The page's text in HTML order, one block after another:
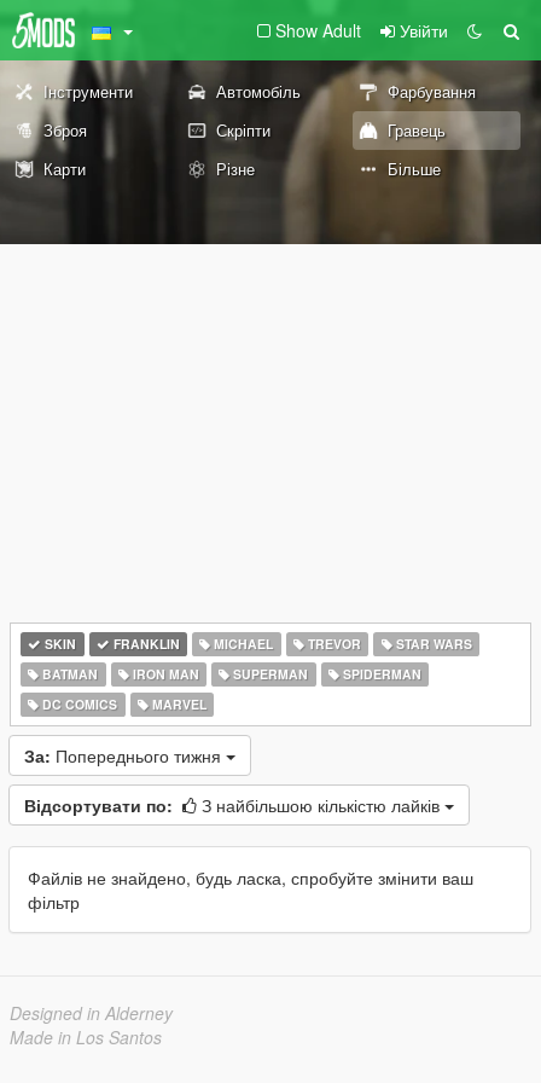
Show Adult Увійти
Інструменти Автомобіль
Фарбування
Зброя
Скріпти
Гравець
Карти
Різне Більше
SKIN FRANKLIN MICHAEL TREVOR
STAR WARS
BATMAN
IRON MAN SUPERMAN
SPIDERMAN
DC COMICS
MARVEL
За: Попереднього тижня
Відсортувати по: З найбільшою кількістю лайків
Файлів не знайдено, будь ласка, спробуйте змінити ваш
фільтр
Designed in Alderney
Made in Los Santos